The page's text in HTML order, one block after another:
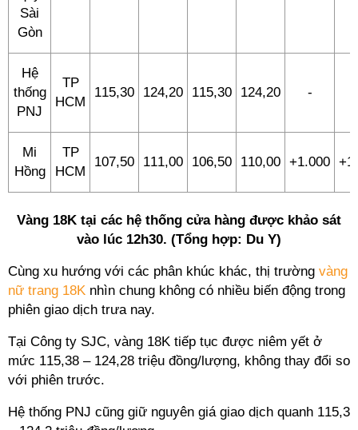
Sài
Gòn
Hệ
thống
PNJ
TP
HCM
115,30 124,20 115,30 124,20 -
Mi
Hồng
TP
HCM
107,50 111,00 106,50 110,00 +1.000
Vàng 18K tại các hệ thống cửa hàng được khảo sát
vào lúc 12h30. (Tổng hợp: Du Y)
Cùng xu hướng với các phân khúc khác, thị trường vàng
nữ trang 18K nhìn chung không có nhiều biến động trong
phiên giao dịch trưa nay.
Tại Công ty SJC, vàng 18K tiếp tục được niêm yết ở
mức 115,38 – 124,28 triệu đồng/lượng, không thay đổi so
với phiên trước.
Hệ thống PNJ cũng giữ nguyên giá giao dịch quanh 115,3